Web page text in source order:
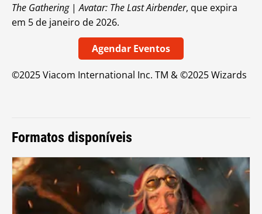
The Gathering|Avatar: The Last Airbender, que expira
em 5 de janeiro de 2026.
Agendar Eventos
©2025 Viacom International Inc. TM & ©2025 Wizards
Formatos disponíveis